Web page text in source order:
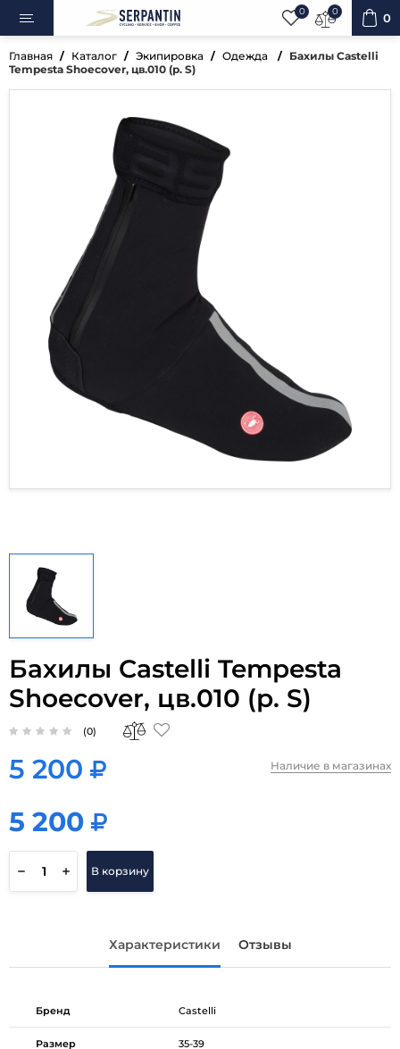
0 0
косметика
0
Главная Каталог Экипировка Одежда
Бахилы Castelli
Tempesta Shoecover, цв.010 (р. S)
Бахилы Castelli Tempesta
Shoecover, цв.010 (р. S)
(0)
5 200 Наличие в магазинах
5 200
5 200
В корзину
Характеристики Отзывы
Бренд Castelli
Размер 35-39